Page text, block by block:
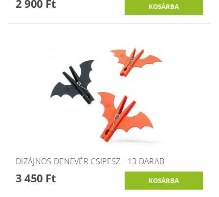
2 900 Ft
DIZÁJNOS DENEVÉR CSIPESZ - 13 DARAB
3 450 Ft